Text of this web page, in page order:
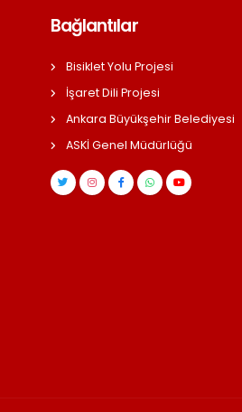
Bağlantılar
Bisiklet Yolu Projesi
İşaret Dili Projesi
Ankara Büyükşehir Belediyesi
ASKİ Genel Müdürlüğü